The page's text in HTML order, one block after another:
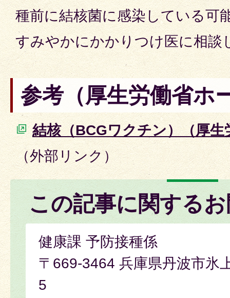
種前に結核菌に感染している可
すみやかにかかりつけ医に相談
参考（厚生労働省ホ
結核（BCGワクチン）（厚
（外部リンク）
この記事に関する
健康課 予防接種係
〒669-3464 兵庫県丹波市氷
5